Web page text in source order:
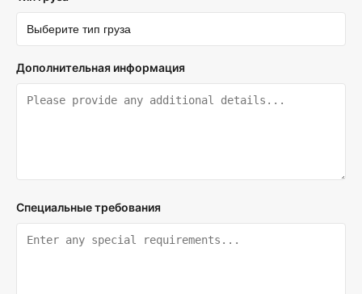
Дополнительная информация
Специальные требования